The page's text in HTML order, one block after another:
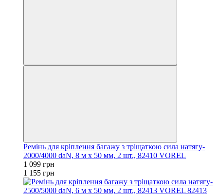
Ремінь для кріплення багажу з тріщаткою сила натягу-
2000/4000 daN, 8 м х 50 мм, 2 шт., 82410 VOREL
1 099 грн
1 155 грн